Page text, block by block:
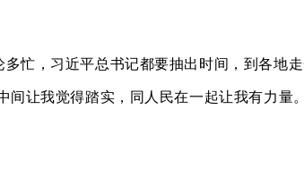
忙，习近平总书记都要抽出时间，到各地走
间让我觉得踏实，同人民在一起让我有力量